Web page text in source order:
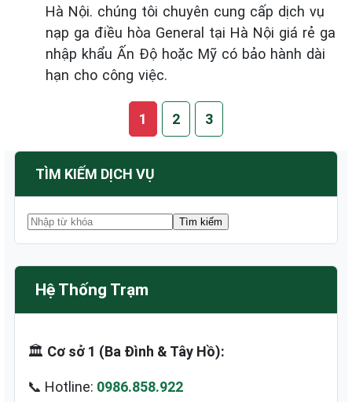
Hà Nội. chúng tôi chuyên cung cấp dịch vụ
nạp ga điều hòa General tại Hà Nội giá rẻ ga
nhập khẩu Ấn Độ hoặc Mỹ có bảo hành dài
hạn cho công việc.
1 2 3
TÌM KIẾM DỊCH VỤ
Hệ Thống Trạm
🏛️ Cơ sở 1 (Ba Đình & Tây Hồ):
📞 Hotline: 0986.858.922